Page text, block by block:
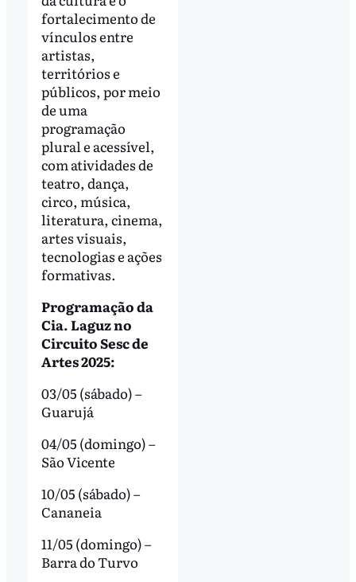
fortalecimento de
vínculos entre
artistas,
territórios e
públicos, por meio
de uma
programação
plural e acessível,
com atividades de
teatro, dança,
circo, música,
literatura, cinema,
artes visuais,
tecnologias e ações
formativas.
Programação da
Cia. Laguz no
Circuito Sesc de
Artes 2025:
03/05 (sábado) –
Guarujá
04/05 (domingo) –
São Vicente
10/05 (sábado) –
Cananeia
11/05 (domingo) –
Barra do Turvo